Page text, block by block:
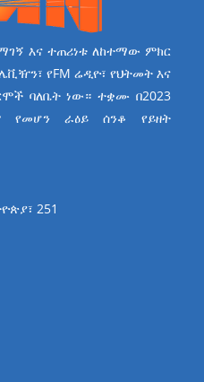
እና ተጠሪነቱ ለከተማው ምክር
የFM ሬዲዮ፣ የህትመት እና
ባለቤት ነው። ተቋሙ በ2023
ራዕይ ሰንቆ የይዘት
251